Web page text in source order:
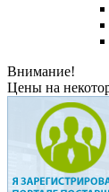
Внимание!
Цены на